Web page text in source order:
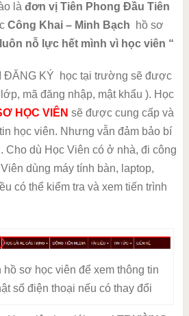
là đơn vị Tiên Phong Đầu Tiên
Công Khai – Minh Bạch hồ sơ
nỗ lực hết mình vì học viên “
ĐĂNG KÝ học tại trường sẽ được
mã đăng nhập, mật khẩu ). Học
HỌC VIÊN sẽ được cung cấp và
học viên. Nhưng vẫn đảm bảo bí
Cho dù Học Viên có ở nhà, đi công
dùng máy tính bàn, laptop,
có thể kiểm tra và xem tiến trình
hồ sơ học viên để xem thông tin
số điện thoại nếu có thay đổi